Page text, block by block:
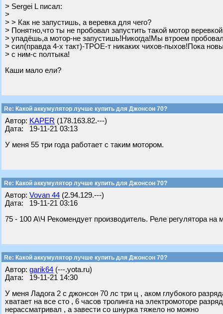
> Sergei L писал:
>
> > Как не запустишь, а веревка для чего?
> Понятно,что ты не пробовал запустить такой мотор
> упадёшь,а мотор-не запустишь!Никогда!Мы втроем
> сил(правда 4-х такт)-ТРОЕ-т никаких чихов-пыхов!Пока
> с ним-с полтыка!
Каши мало ели?
Re: Какой аккумулятор лучше купить для Джонсон 70?
Автор: KAPER (178.163.82.---)
Дата: 19-11-21 03:13
У меня 55 три года работает с таким мотором.
Re: Какой аккумулятор лучше купить для Джонсон 70?
Автор: Vovan 44 (2.94.129.---)
Дата: 19-11-21 03:16
75 - 100 А\Ч Рекомендует производитель. Реле регулятора на
Re: Какой аккумулятор лучше купить для Джонсон 70?
Автор: garik64 (---.yota.ru)
Дата: 19-11-21 14:30
У меня Ладога 2 с джонсон 70 лс три ц , аком глубокого
хватает на все сто , 6 часов тролинга на электромоторе
нерассматривал , а завести со шнурка тяжело но можно